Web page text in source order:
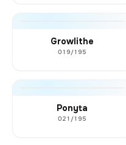
Growlithe
019/195
Ponyta
021/195